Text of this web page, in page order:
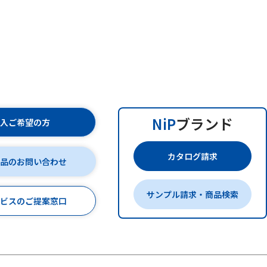
ご希望の方
のお問い合わせ
スのご提案窓口
NiPブランド
カタログ請求
サンプル請求・商品検索